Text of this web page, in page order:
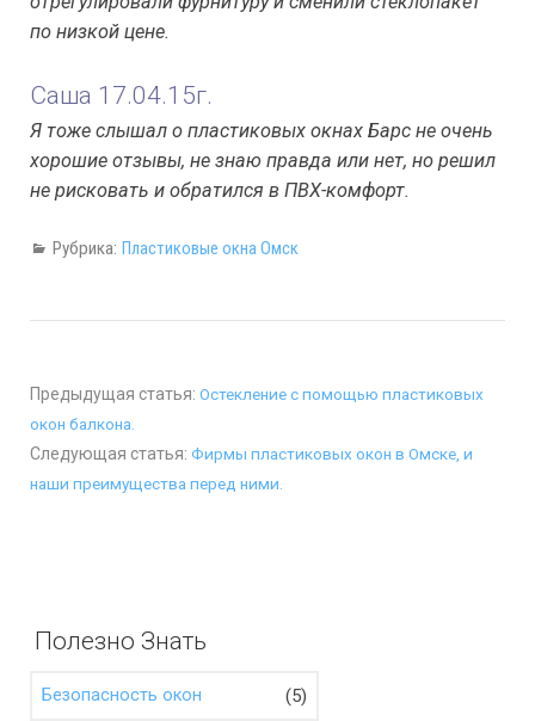
по низкой цене.
Саша 17.04.15г.
Я тоже слышал о пластиковых окнах Барс не очень
хорошие отзывы, не знаю правда или нет, но решил
не рисковать и обратился в ПВХ-комфорт.
Рубрика: Пластиковые окна Омск
Предыдущая статья: Остекление с помощью пластиковых
окон балкона.
Следующая статья: Фирмы пластиковых окон в Омске, и
наши преимущества перед ними.
Полезно Знать
Безопасность окон (5)